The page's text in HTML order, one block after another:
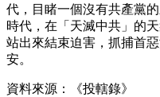
代，目睹一個沒有共產黨
時代，在「天滅中共」的
站出來結束迫害，抓捕首
安。
資料來源：《投轄錄》